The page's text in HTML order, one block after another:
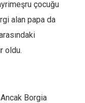
çocuğu
alan papa da
oldu.
Borgia